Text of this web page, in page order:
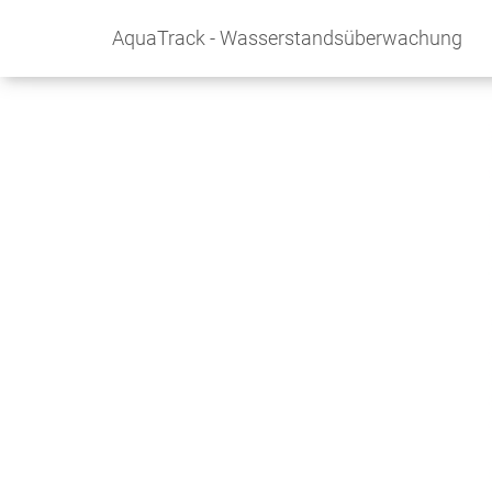
AquaTrack - Wasserstandsüberwachung